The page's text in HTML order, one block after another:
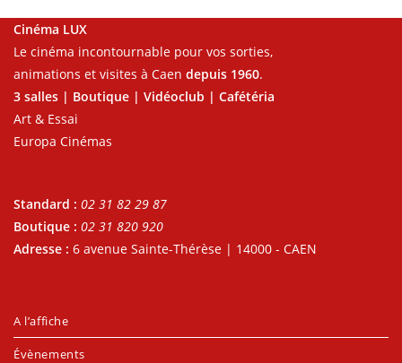
Cinéma LUX
Le cinéma incontournable pour vos sorties,
animations et visites à Caen depuis 1960.
3 salles | Boutique | Vidéoclub | Cafétéria
Art & Essai
Europa Cinémas
Standard : 02 31 82 29 87
Boutique : 02 31 820 920
Adresse : 6 avenue Sainte-Thérèse | 14000 - CAEN
A l’affiche
Évènements